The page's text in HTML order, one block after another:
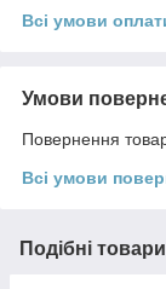
Всі умови
Умови
Повернення
Всі умови
Подібні